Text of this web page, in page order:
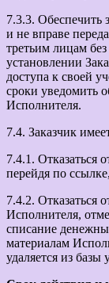
7.3.3. Обеспечить
и не вправе
третьим лицам
установлении
доступа к своей
сроки уведомить
Исполнителя.
7.4. Заказчик
7.4.1. Отказаться
перейдя по
7.4.2. Отказаться
Исполнителя,
списание
материалам
удаляется из базы